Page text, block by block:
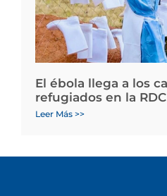
El ébola llega a los
refugiados en la RDC
Leer Más >>